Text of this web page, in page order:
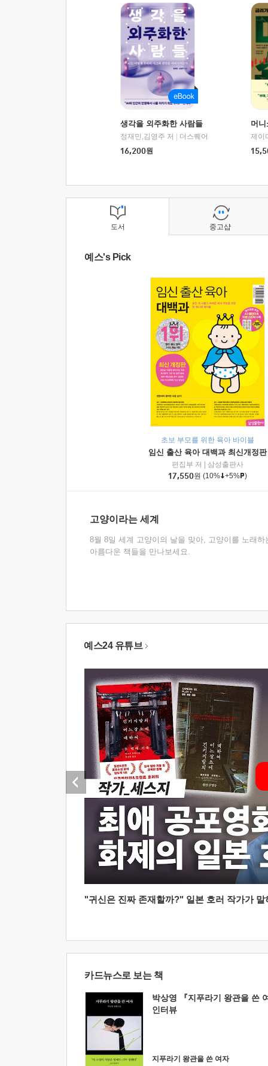
생각을 외주화한 사람들
정재민,김영주 저
더스퀘어
16,200원
머
도서
예스's Pick
초보 부모를 위한 육아 바이블
임신 출산 육아 대백과 최신개정판
편집부 저
삼성출판사
17,550원 (10% +5% )
고양이라는 세계
8월 8일 세계 고양이의 날을 맞아, 고양이를 노래하
아름다운 책들을 만나보세요.
중고샵
예스24 유튜브
"귀신은 진짜 존재할까?" 일본 호러 작가가
카드뉴스로 보는 책
박상영 『지푸라기 왕관을 쓴
인터뷰
지푸라기 왕관을 쓴 여자